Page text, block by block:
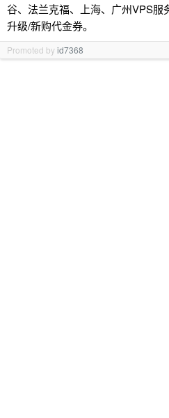
谷、法兰克福、上海、广州VPS服
升级/新购代金券。
Promoted byid7368